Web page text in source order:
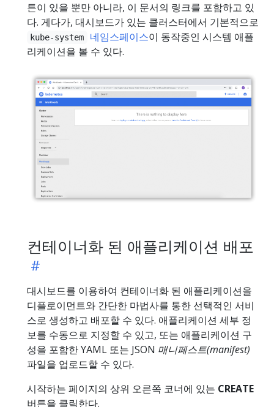
튼이 있을 뿐만 아니라, 이 문서의 링크를 포함하고 있
다. 게다가, 대시보드가 있는 클러스터에서 기본적으로
kube-system 네임스페이스이 동작중인 시스템 애플
리케이션을 볼 수 있다.
컨테이너화 된 애플리케이션 배포
대시보드를 이용하여 컨테이너화 된 애플리케이션을
디플로이먼트와 간단한 마법사를 통한 선택적인 서비
스로 생성하고 배포할 수 있다. 애플리케이션 세부 정
보를 수동으로 지정할 수 있고, 또는 애플리케이션 구
성을 포함한 YAML 또는 JSON 매니페스트(manifest)
파일을 업로드할 수 있다.
시작하는 페이지의 상위 오른쪽 코너에 있는 CREATE
버튼을 클릭한다.